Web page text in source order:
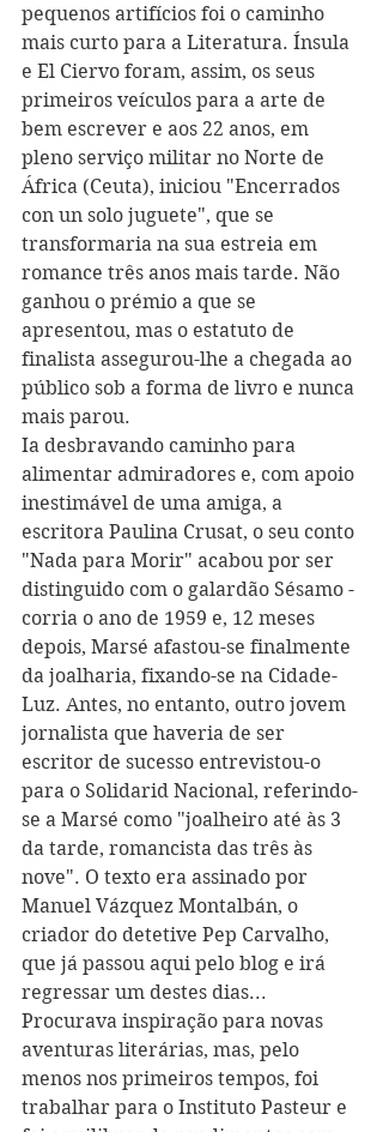
pequenos artifícios foi o caminho
mais curto para a Literatura. Ínsula
e El Ciervo foram, assim, os seus
primeiros veículos para a arte de
bem escrever e aos 22 anos, em
pleno serviço militar no Norte de
África (Ceuta), iniciou "Encerrados
con un solo juguete", que se
transformaria na sua estreia em
romance três anos mais tarde. Não
ganhou o prémio a que se
apresentou, mas o estatuto de
finalista assegurou-lhe a chegada ao
público sob a forma de livro e nunca
mais parou.
Ia desbravando caminho para
alimentar admiradores e, com apoio
inestimável de uma amiga, a
escritora Paulina Crusat, o seu conto
"Nada para Morir" acabou por ser
distinguido com o galardão Sésamo -
corria o ano de 1959 e, 12 meses
depois, Marsé afastou-se finalmente
da joalharia, fixando-se na Cidade-
Luz. Antes, no entanto, outro jovem
jornalista que haveria de ser
escritor de sucesso entrevistou-o
para o Solidarid Nacional, referindo-
se a Marsé como "joalheiro até às 3
da tarde, romancista das três às
nove". O texto era assinado por
Manuel Vázquez Montalbán, o
criador do detetive Pep Carvalho,
que já passou aqui pelo blog e irá
regressar um destes dias...
Procurava inspiração para novas
aventuras literárias, mas, pelo
menos nos primeiros tempos, foi
trabalhar para o Instituto Pasteur e